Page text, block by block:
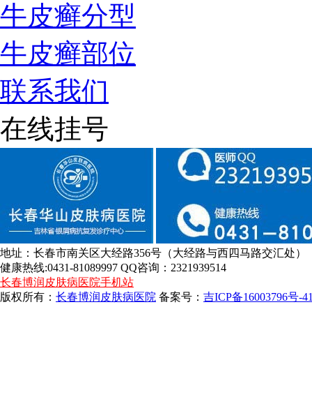
牛皮癣分型
牛皮癣部位
联系我们
在线挂号
地址：长春市南关区大经路356号（大经路与西四马路交汇处）
健康热线:0431-81089997 QQ咨询：2321939514
长春博润皮肤病医院手机站
版权所有： 长春博润皮肤病医院 备案号： 吉ICP备16003796号-